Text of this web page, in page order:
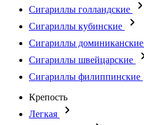
Сигариллы голландские
Сигариллы кубинские
Сигариллы доминиканские
Сигариллы швейцарские
Сигариллы филиппинские
Крепость
Легкая